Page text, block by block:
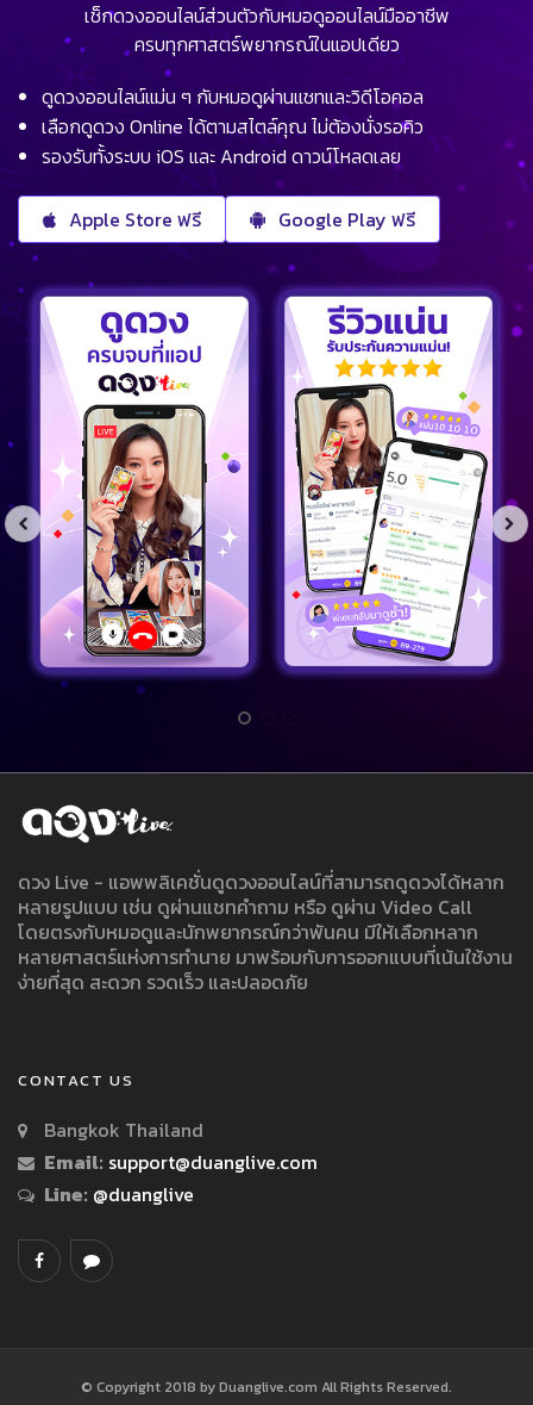
เช็กดวงออนไลน์ส่วนตัวกับหมอดูออนไลน์มืออาชีพ
ครบทุกศาสตร์พยากรณ์ในแอปเดียว
ดูดวงออนไลน์แม่น ๆ กับหมอดูผ่านแชทและวิดีโอคอล
เลือกดูดวง Online ได้ตามสไตล์คุณ ไม่ต้องนั่งรอคิว
รองรับทั้งระบบ iOS และ Android ดาวน์โหลดเลย
Apple Store ฟรี Google Play ฟรี
ดวง Live - แอพพลิเคชั่นดูดวงออนไลน์ที่สามารถดูดวงได้หลาก
หลายรูปแบบ เช่น ดูผ่านแชทคำถาม หรือ ดูผ่าน Video Call
โดยตรงกับหมอดูและนักพยากรณ์กว่าพันคน มีให้เลือกหลาก
หลายศาสตร์แห่งการทำนาย มาพร้อมกับการออกแบบที่เน้นใช้งาน
ง่ายที่สุด สะดวก รวดเร็ว และปลอดภัย
CONTACT US
Bangkok Thailand
Email: support@duanglive.com
Line: @duanglive
© Copyright 2018 by Duanglive.com All Rights Reserved.